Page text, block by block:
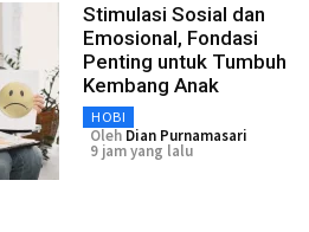
Stimulasi Sosial dan
Emosional, Fondasi
Penting untuk Tumbuh
Kembang Anak
HOBI
Oleh Dian Purnamasari
9 jam yang lalu